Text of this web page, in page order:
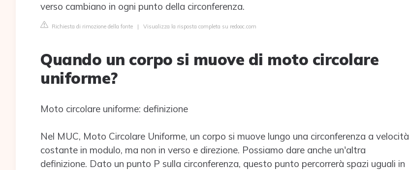
verso cambiano in ogni punto della circonferenza.
Richiesta di rimozione della fonte | Visualizza la risposta completa su redooc.com
Quando un corpo si muove di moto circolare
uniforme?
Moto circolare uniforme: definizione
Nel MUC, Moto Circolare Uniforme, un corpo si muove lungo una circonferenza a velocità
costante in modulo, ma non in verso e direzione. Possiamo dare anche un'altra
definizione. Dato un punto P sulla circonferenza, questo punto percorrerà spazi uguali in